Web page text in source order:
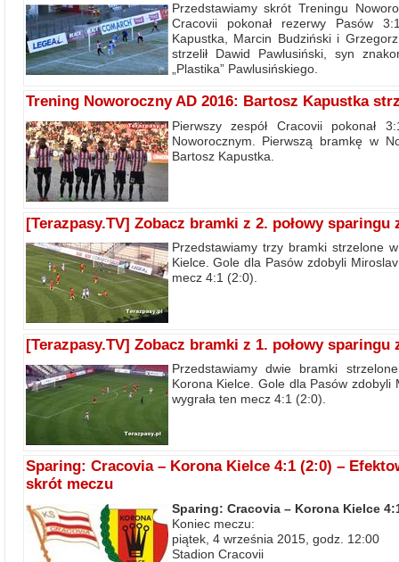
Przedstawiamy skrót Treningu
Cracovii pokonał rezerwy Pasów
Kapustka, Marcin Budziński i
strzelił Dawid Pawlusiński, syn
„Plastika” Pawlusińskiego.
Trening Noworoczny AD 2016: Bartosz Kapustka
Pierwszy zespół Cracovii pokonał
Noworocznym. Pierwszą bramkę w
Bartosz Kapustka.
[Terazpasy.TV] Zobacz bramki z 2. połowy sparingu
Przedstawiamy trzy bramki strzelone
Kielce. Gole dla Pasów zdobyli
mecz 4:1 (2:0).
[Terazpasy.TV] Zobacz bramki z 1. połowy sparingu
Przedstawiamy dwie bramki
Korona Kielce. Gole dla Pasów
wygrała ten mecz 4:1 (2:0).
Sparing: Cracovia – Korona Kielce 4:1 (2:0) –
skrót meczu
Sparing: Cracovia – Korona Kielce
Koniec meczu:
piątek, 4 września 2015, godz. 12:00
Stadion Cracovii